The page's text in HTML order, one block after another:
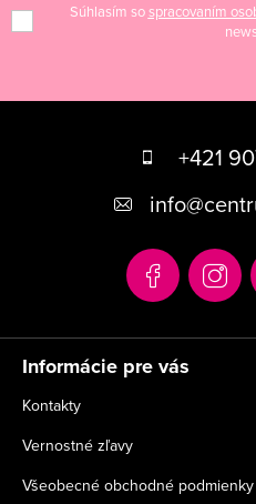
Súhlasím sospracovaním
e
+421
info@
Informácie pre vás
Kontakty
Vernostné zľavy
Všeobecné obchodné podmienky